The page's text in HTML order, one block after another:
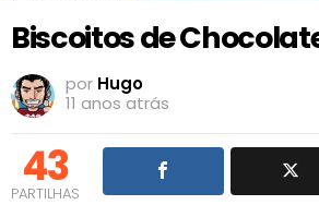
Biscoitos de
por Hugo
11 anos atrás
43
PARTILHAS